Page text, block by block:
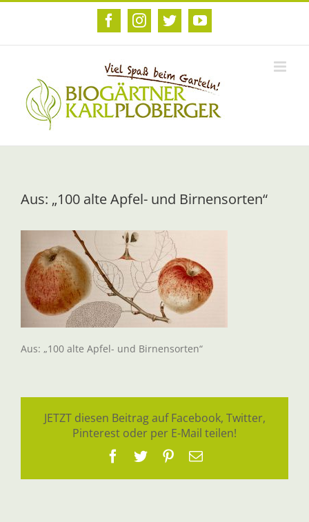
Zum
FacebookInstagram
TwitterYouTube
Aus: „100 alte Apfel- und Birnensorten“
Aus: „100 alte Apfel- und Birnensorten“
JETZT diesen Beitrag auf Facebook, Twitter,
Pinterest oder per E-Mail teilen!
Facebook
TwitterPinterest
E-